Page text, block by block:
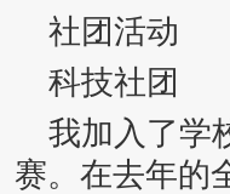
社团活动
科技社团
我加入了学
赛。在去年的